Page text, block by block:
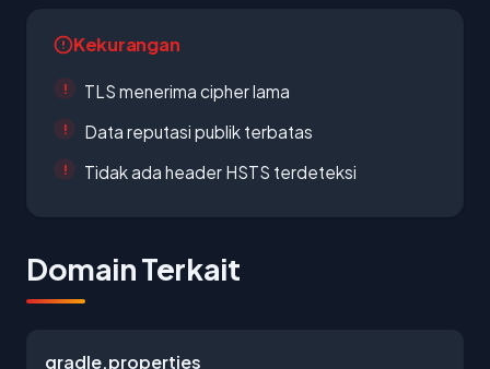
Kekurangan
TLS menerima cipher lama
Data reputasi publik terbatas
Tidak ada header HSTS terdeteksi
Domain Terkait
gradle.properties